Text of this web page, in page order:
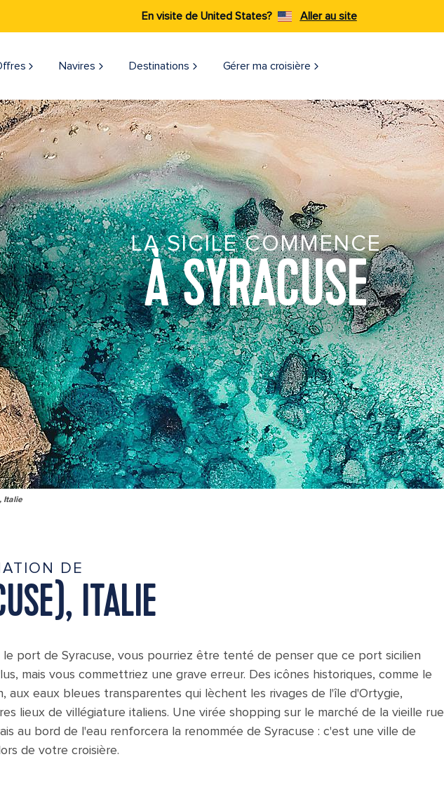
En visite de United States? Aller au site
Navires Destinations Gérer ma croisière
LA SICILE COMMENCE
À SYRACUSE
Italie
DE
ITALIE
port de Syracuse, vous pourriez être tenté de penser que ce port sicilien
mais vous commettriez une grave erreur. Des icônes historiques, comme le
aux eaux bleues transparentes qui lèchent les rivages de l'île d'Ortygie,
lieux de villégiature italiens. Une virée shopping sur le marché de la vieille rue
au bord de l'eau renforcera la renommée de Syracuse : c'est une ville de
de votre croisière.